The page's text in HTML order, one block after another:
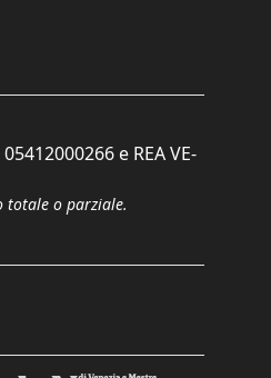
e REA VE-
totale o parziale.